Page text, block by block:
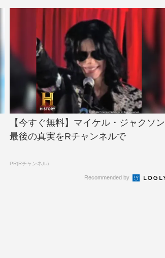
【今すぐ無料】マイケル・ジャクソン
最後の真実をRチャンネルで
PR(Rチャンネル)
Recommended by